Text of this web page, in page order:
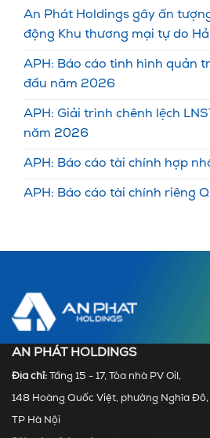
An Phát Holdings gây ấn
động Khu thương mại tự do
APH: Báo cáo tình hình quản
đầu năm 2026
APH: Giải trình chênh lệch
năm 2026
APH: Báo cáo tài chính hợp
APH: Báo cáo tài chính riêng
AN PHÁT HOLDINGS
Địa chỉ: Tầng 15 - 17, Tòa nhà PV Oil,
148 Hoàng Quốc Việt, phường Nghĩa Đô,
TP Hà Nội